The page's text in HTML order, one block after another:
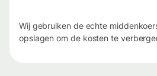
Wij gebruiken de echte
opslagen om de kosten te